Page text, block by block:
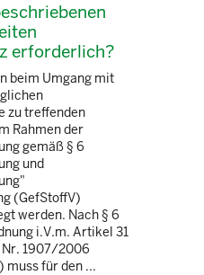
erforderlich?
beim Umgang mit
zu treffenden
Rahmen der
gemäß § 6
und
(GefStoffV)
werden. Nach § 6
i.V.m. Artikel 31
Nr. 1907/2006
muss für den ...